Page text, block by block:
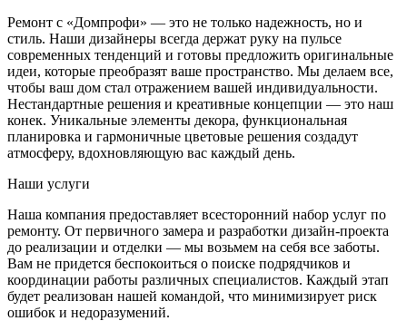
Ремонт с «Домпрофи» — это не только надежность, но и
стиль. Наши дизайнеры всегда держат руку на пульсе
современных тенденций и готовы предложить оригинальные
идеи, которые преобразят ваше пространство. Мы делаем все,
чтобы ваш дом стал отражением вашей индивидуальности.
Нестандартные решения и креативные концепции — это наш
конек. Уникальные элементы декора, функциональная
планировка и гармоничные цветовые решения создадут
атмосферу, вдохновляющую вас каждый день.
Наши услуги
Наша компания предоставляет всесторонний набор услуг по
ремонту. От первичного замера и разработки дизайн-проекта
до реализации и отделки — мы возьмем на себя все заботы.
Вам не придется беспокоиться о поиске подрядчиков и
координации работы различных специалистов. Каждый этап
будет реализован нашей командой, что минимизирует риск
ошибок и недоразумений.